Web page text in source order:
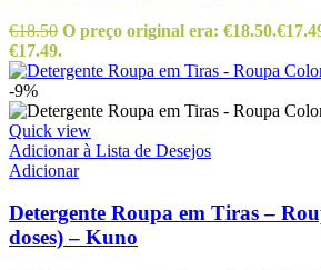
€18.50 O preço original era: €18.50.€
€17.49.
-9%
Quick view
Adicionar à Lista de Desejos
Adicionar
Detergente Roupa em Tiras –
doses) – Kuno